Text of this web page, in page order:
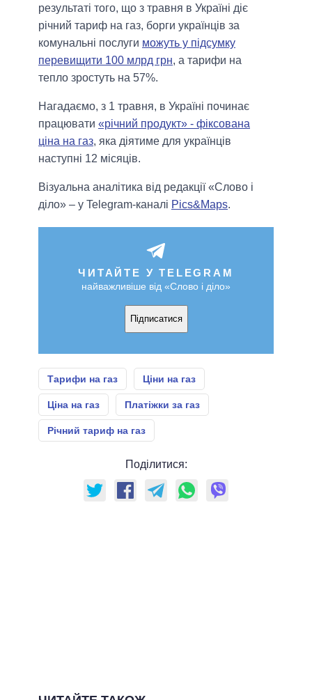
результаті того, що з травня в Україні діє
річний тариф на газ, борги українців за
комунальні послуги можуть у підсумку
перевищити 100 млрд грн, а тарифи на
тепло зростуть на 57%.
Нагадаємо, з 1 травня, в Україні починає
працювати «річний продукт» - фіксована
ціна на газ, яка діятиме для українців
наступні 12 місяців.
Візуальна аналітика від редакції «Слово і
діло» – у Telegram-каналі Pics&Maps.
ЧИТАЙТЕ У TELEGRAM
найважливіше від «Слово і діло»
Підписатися
Тарифи на газ Ціни на газ
Ціна на газ Платіжки за газ
Річний тариф на газ
Поділитися: